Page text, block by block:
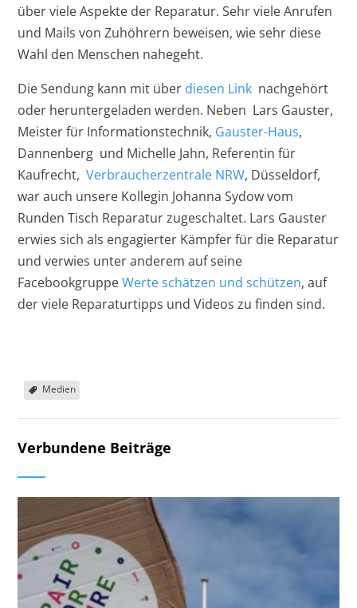
über viele Aspekte der Reparatur. Sehr viele Anrufen
und Mails von Zuhöhrern beweisen, wie sehr diese
Wahl den Menschen nahegeht.
Die Sendung kann mit über diesen Link nachgehört
oder heruntergeladen werden. Neben Lars Gauster,
Meister für Informationstechnik, Gauster-Haus,
Dannenberg und Michelle Jahn, Referentin für
Kaufrecht, Verbraucherzentrale NRW, Düsseldorf,
war auch unsere Kollegin Johanna Sydow vom
Runden Tisch Reparatur zugeschaltet. Lars Gauster
erwies sich als engagierter Kämpfer für die Reparatur
und verwies unter anderem auf seine
FacebookgruppeWerte schätzen und schützen, auf
der viele Reparaturtipps und Videos zu finden sind.
Medien
Verbundene Beiträge